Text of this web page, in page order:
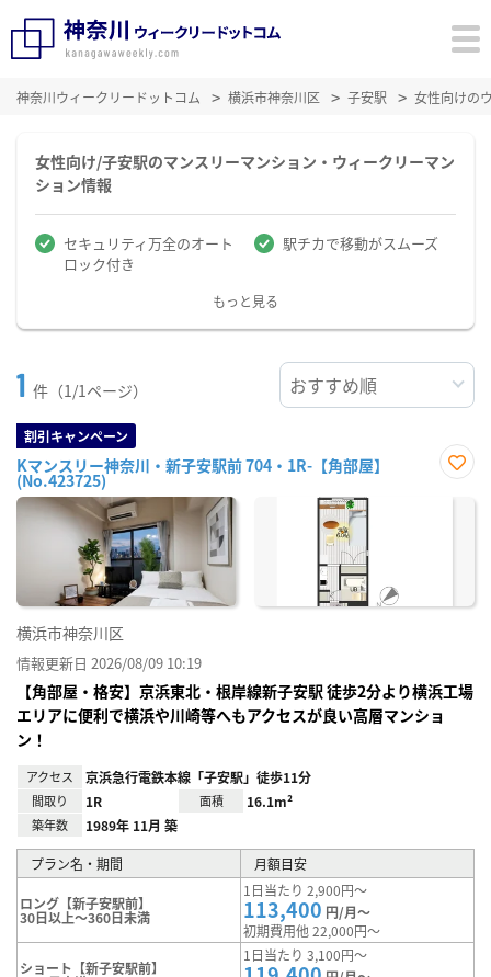
神奈川ウィークリードットコム 横浜市神奈川区 子安駅 女性向けの
女性向け/子安駅のマンスリーマンション・ウィークリーマン
ション情報
セキュリティ万全のオート
ロック付き
駅チカで移動がスムーズ
もっと見る
1 件（1/1ページ）
割引キャンペーン
Kマンスリー神奈川・新子安駅前 704・1R-【角部屋】
(No.423725)
に入
横浜市神奈川区
情報更新日 2026/08/09 10:19
【角部屋・格安】京浜東北・根岸線新子安駅 徒歩2分より横浜工場
エリアに便利で横浜や川崎等へもアクセスが良い高層マンショ
ン！
アクセス 京浜急行電鉄本線「子安駅」徒歩11分
間取り 1R 面積 16.1m²
築年数 1989年 11月 築
プラン名・期間 月額目安
ロング【新子安駅前】
30日以上～360日未満
1日当たり 2,900円～
113,400 円/月～
初期費用他 22,000円～
ショート【新子安駅前】
1日当たり 3,100円～